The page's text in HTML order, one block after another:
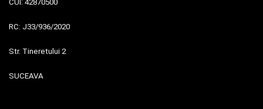
CUI: 42870500
RC: J33/936/2020
Str. Tineretului 2
SUCEAVA